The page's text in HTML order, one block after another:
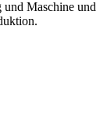
und Maschine und